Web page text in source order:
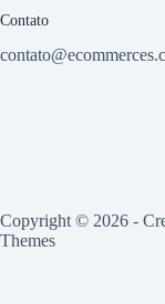
Contato
Copyright © 2026 -
Themes